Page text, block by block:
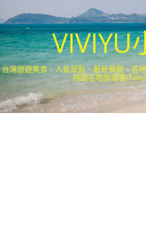
VIVIYU
台灣旅遊美食、人氣景點、最新餐廳、各
桃園在地部落客